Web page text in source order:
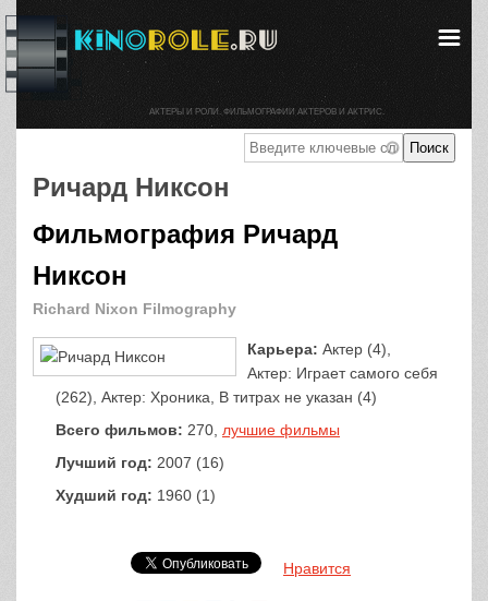
Ричард Никсон
Фильмография Ричард
Никсон
Richard Nixon Filmography
Карьера: Актер (4),
Актер: Играет самого себя
(262), Актер: Хроника, В титрах не указан (4)
Всего фильмов: 270, лучшие фильмы
Лучший год: 2007 (16)
Худший год: 1960 (1)
Нравится
АКТЕРЫ И РОЛИ. ФИЛЬМОГРАФИИ АКТЕРОВ И АКТРИС.